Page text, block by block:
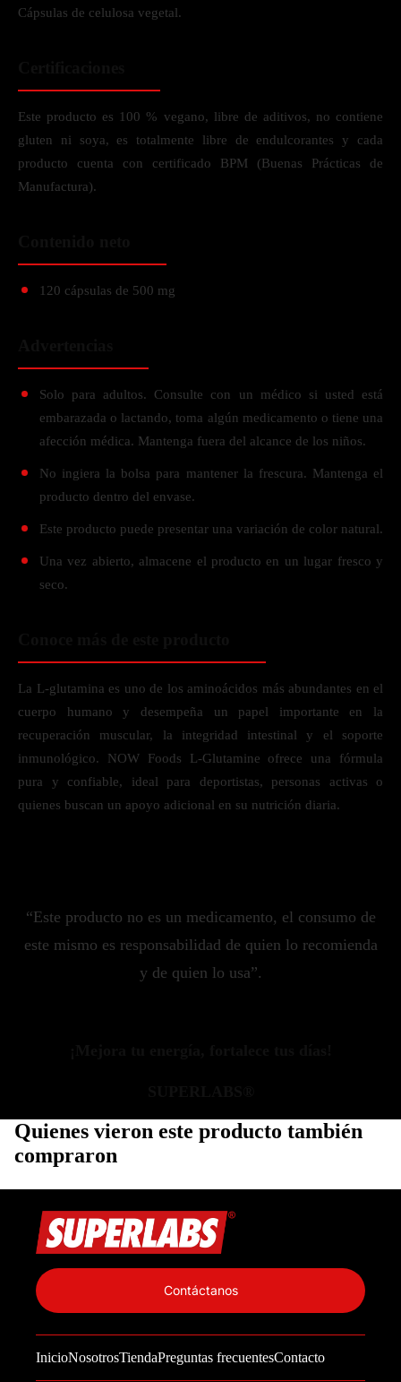
Cápsulas de celulosa vegetal.
Este producto es 100 % vegano, libre de aditivos, no contiene
gluten ni soya, es totalmente libre de endulcorantes y cada
producto cuenta con certificado BPM (Buenas Prácticas de
Manufactura).
120 cápsulas de 500 mg
Solo para adultos. Consulte con un médico si usted está
embarazada o lactando, toma algún medicamento o tiene una
afección médica. Mantenga fuera del alcance de los niños.
No ingiera la bolsa para mantener la frescura. Mantenga el
producto dentro del envase.
Este producto puede presentar una variación de color natural.
Una vez abierto, almacene el producto en un lugar fresco y
seco.
La L-glutamina es uno de los aminoácidos más abundantes en el
cuerpo humano y desempeña un papel importante en la
recuperación muscular, la integridad intestinal y el soporte
inmunológico. NOW Foods L-Glutamine ofrece una fórmula
pura y confiable, ideal para deportistas, personas activas o
quienes buscan un apoyo adicional en su nutrición diaria.
“Este producto no es un medicamento, el consumo de
este mismo es responsabilidad de quien lo recomienda
y de quien lo usa”.
Quienes vieron este producto también
compraron
InicioNosotrosTiendaPreguntas frecuentesContacto
Contáctanos
Información de contacto
Política de reembolso
Términos del servicio
Política de envío